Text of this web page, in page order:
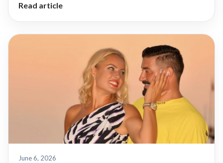
Read article
June 6, 2026